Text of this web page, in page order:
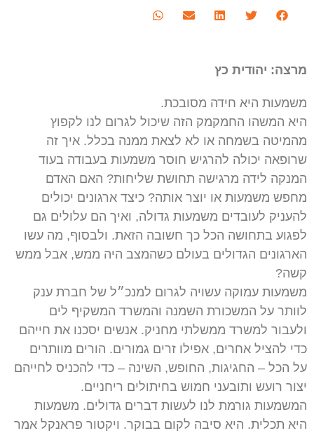
מרצה: יהודית כץ
משמעות היא חידה מסובכת.
היא המשהו החמקמק הזה שיכול לגרום לנו לקפוץ
מהמיטה בשמחה או לא לצאת ממנה בכלל. איך זה
שרופאה יכולה להרגיש חוסר משמעות בעבודה בעוד
המנקה לידה מרגישה תחושת שליחות? האם האדם
מחפש משמעות או יוצר אותה? כיצד ארגונים יכולים
להעניק לעובדים משמעות גדולה, ואיך הם עלולים גם
לפגוע בתחושה הכל כך חשובה הזאת. ולבסוף, מה עשו
הארגונים הגדולים בעולם כשהמצב היה ממש, אבל ממש
קשה?
משמעות עמוקה עשויה לגרום למנכ״ל של חברת ענק
לוותר על המשכורת השמנה והמשרד המשקיף לים
ולעבור למשרד ממשלתי מחניק. אנשים יסכנו את חייהם
כדי להציל אחרים, אפילו זרים גמורים. הורים מוותרים
על הכל – החגיגות, החופש, השינה – כדי להכניס לחייהם
יצור רועש ותובעני חמוש בחיתולים ריחניים.
המשמעות גורמת לנו לעשות דברים גדולים. משמעות
היא תכלית. היא סיבה לקום בבוקר. ויקטור פראנקל אמר